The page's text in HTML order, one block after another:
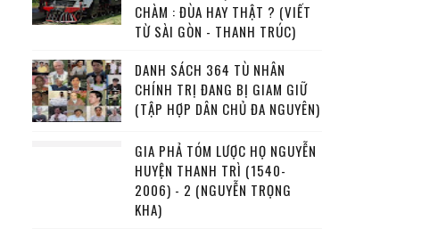
CHÀM : ĐÙA HAY THẬT ? (VIẾT
TỪ SÀI GÒN - THANH TRÚC)
DANH SÁCH 364 TÙ NHÂN
CHÍNH TRỊ ĐANG BỊ GIAM GIỮ
(TẬP HỢP DÂN CHỦ ĐA NGUYÊN)
GIA PHẢ TÓM LƯỢC HỌ NGUYỄN
HUYỆN THANH TRÌ (1540-
2006) - 2 (NGUYỄN TRỌNG
KHA)